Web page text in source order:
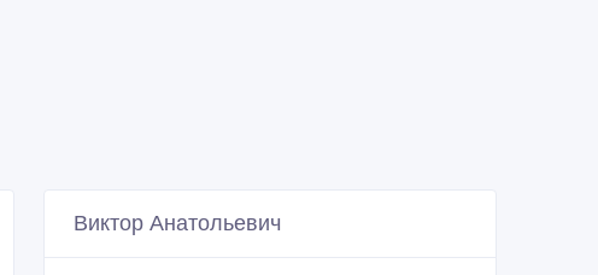
Виктор Анатольевич